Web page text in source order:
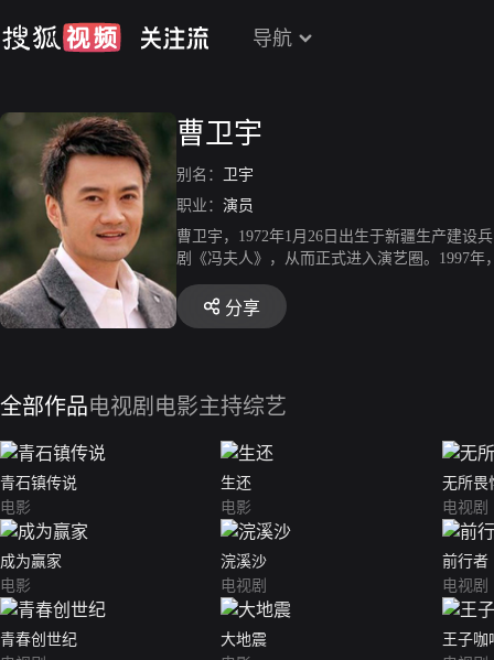
导航
曹卫宇
别名：
卫宇
职业： 演员
曹卫宇，1972年1月26日出生于新疆生产建设
剧《冯夫人》，从而正式进入演艺圈。1997
理剧《不要和陌生人说话》。2004年，主演
树》中饰演男主角孙开平。2008年，主演年
代》。2011年，出演古装史诗剧《楚汉传奇
动》在深圳举办开机发布会。
分享
全部作品电视剧 电影主持综艺
青石镇传说
电影
生还
电影
无所畏
电视剧
成为赢家
电影
浣溪沙
电视剧
前行者
电视剧
青春创世纪
大地震
王子咖